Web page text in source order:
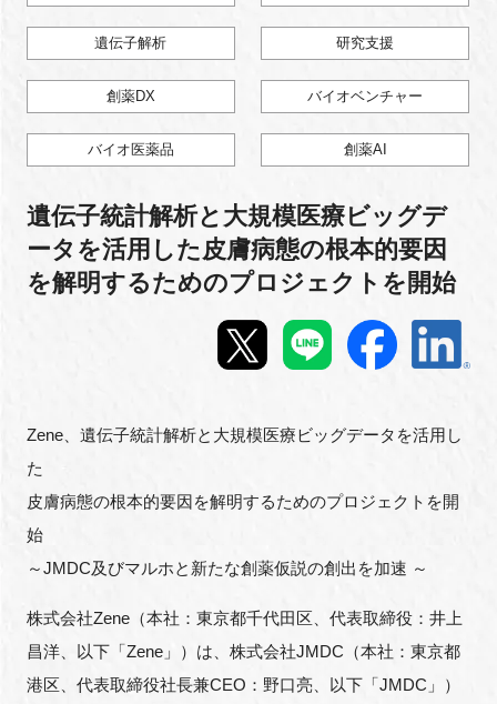
マイページ
イベント
プログラム
インタビュー・コラム
施設・アクセス
FAQ
遺伝子解析 研究支援
創薬DX バイオベンチャー
バイオ医薬品 創薬AI
遺伝子統計解析と大規模医療ビッグデ
ータを活用した皮膚病態の根本的要因
を解明するためのプロジェクトを開始
Zene、遺伝子統計解析と大規模医療ビッグデータを活用し
た
皮膚病態の根本的要因を解明するためのプロジェクトを開
始
～JMDC及びマルホと新たな創薬仮説の創出を加速 ～
株式会社Zene（本社：東京都千代田区、代表取締役：井上
昌洋、以下「Zene」）は、株式会社JMDC（本社：東京都
港区、代表取締役社長兼CEO：野口亮、以下「JMDC」）